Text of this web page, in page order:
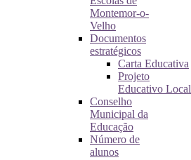
Montemor-o-
Velho
Documentos
estratégicos
Carta Educativa
Projeto
Educativo Local
Conselho
Municipal da
Educação
Número de
alunos